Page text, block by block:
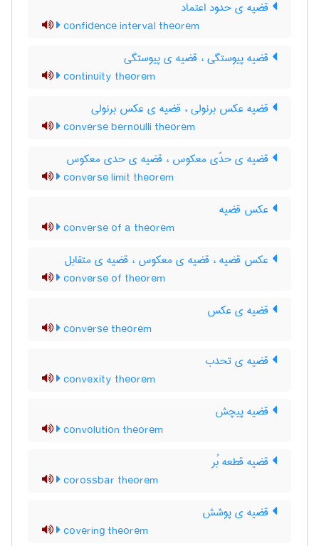
قضیه ی حدود اعتماد
confidence interval theorem
قضیه پیوستگی ، قضیه ی پیوستگی
continuity theorem
قضیه عکس برنولی ، قضیه ی عکس برنولی
converse bernoulli theorem
قضیه ی حدّی معکوس ، قضیه ی حدی معکوس
converse limit theorem
عکس قضیه
converse of a theorem
عکس قضیه ، قضیه ی معکوس ، قضیه ی متقابل
converse of theorem
قضیه ی عکس
converse theorem
قضیه ی تحدب
convexity theorem
قضیه پیچش
convolution theorem
قضیه قطعه بُر
corossbar theorem
قضیه ی پوشش
covering theorem